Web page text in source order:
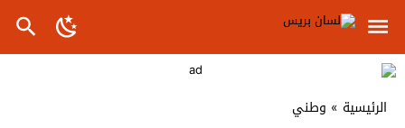
الرئيسية » وطني